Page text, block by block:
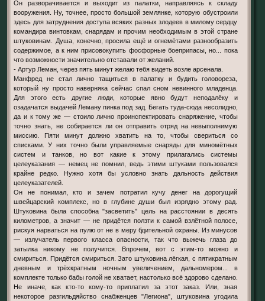
Он разворачивается и выходит из палатки, направляясь к складу
вооружения. Ну, точнее, просто большой землянке, которую обустроили
здесь для затруднения доступа всяких разных злодеев в милому сердцу
командира винтовкам, снарядам и прочим необходимым в этой стране
штуковинам. Душа, конечно, просила ещё и огнемётами разнообразить
содержимое, а к ним присовокупить фосфорные боеприпасы, но... пока
что возможности значительно отставали от желаний.
- Артур Леман, через пять минут желаю тебя видеть возле арсенала.
Манфред не стал лично тащиться в палатку и будить головореза,
который ну просто наверняка сейчас спал сном невинного младенца.
Для этого есть другие люди, которые явно будут неподалёку и
озадачатся выдачей Леману пинка под зад. Бегать туда-сюда несолидно,
да и к тому же — стоило лично проинспектировать снаряжение, чтобы
точно знать, не собирается ли он отправить отряд на невыполнимую
миссию. Пяти минут должно хватить на то, чтобы свериться со
списками. У них точно были управляемые снаряды для миномётных
систем и танков, но вот какие к этому прилагались системы
целеуказания — немец не помнил, ведь этими штуками пользовался
крайне редко. Нужно хотя бы условно знать дальность действия
целеуказателей.
Он не понимал, кто и зачем потратил кучу денег на дорогущий
швейцарский комплекс, но в глубине души был изрядно этому рад.
Штуковина была способна "засветить" цель на расстоянии в десять
километров, а значит — не придётся ползти к самой взлётной полосе,
рискуя нарваться на пулю от не в меру бдительной охраны. Из минусов
— излучатель первого класса опасности, так что выжечь глаза до
затылка никому не получится. Впрочем, вот с этим-то можно и
смириться. Придётся смириться. Зато штуковина лёгкая, с пятикратным
дневным и трёхкратным ночным увеличением, дальномером... в
комплекте только бабы голой не хватает, настолько всё здорово сделано.
Не иначе, как кто-то кому-то приплатил за этот заказ. Или, зная
некоторое разгильдяйство снабженцев "Легиона", штуковина угодила